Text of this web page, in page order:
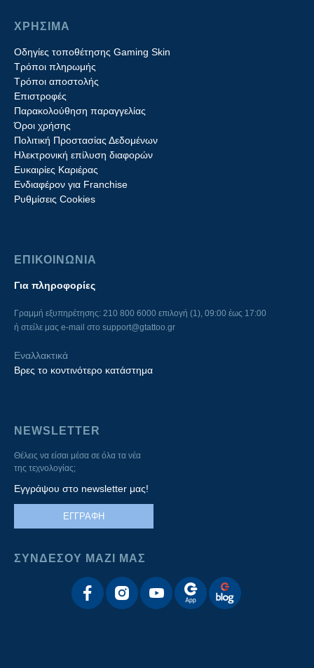
ΧΡΗΣΙΜΑ
Οδηγίες τοποθέτησης Gaming Skin
Τρόποι πληρωμής
Τρόποι αποστολής
Επιστροφές
Παρακολούθηση παραγγελίας
Όροι χρήσης
Πολιτική Προστασίας Δεδομένων
Ηλεκτρονική επίλυση διαφορών
Ευκαιρίες Καριέρας
Ενδιαφέρον για Franchise
Ρυθμίσεις Cookies
ΕΠΙΚΟΙΝΩΝΙΑ
Για πληροφορίες
Γραμμή εξυπηρέτησης: 210 800 6000 επιλογή (1), 09:00 έως 17:00
ή στείλε μας e-mail στο support@gtattoo.gr
Εναλλακτικά
Βρες το κοντινότερο κατάστημα
NEWSLETTER
Θέλεις να είσαι μέσα σε όλα τα νέα
της τεχνολογίας;
Εγγράψου στο newsletter μας!
ΕΓΓΡΑΦΗ
ΣΥΝΔΕΣΟΥ ΜΑΖΙ ΜΑΣ